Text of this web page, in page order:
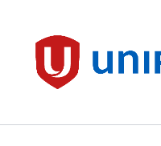
Unifor